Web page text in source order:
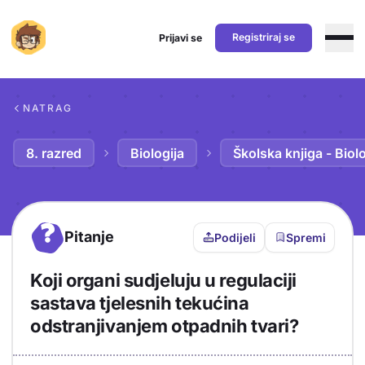
Prijavi se Registriraj se
NATRAG
8. razred Biologija Školska knjiga -
? Pitanje Podijeli Spremi
Koji organi sudjeluju u regulaciji
sastava tjelesnih tekućina
odstranjivanjem otpadnih tvari?